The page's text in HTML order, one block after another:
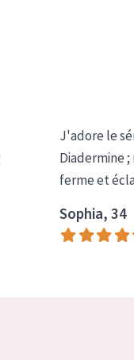
J'adore le
Diadermine
ferme et
Sophia, 34